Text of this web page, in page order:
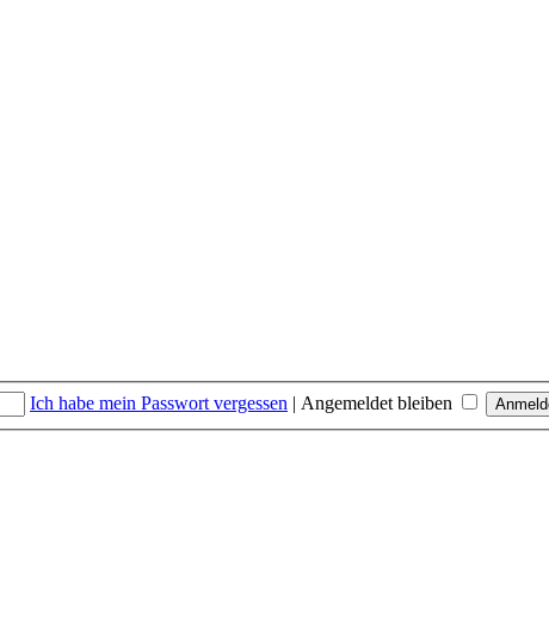
Ich habe mein Passwort vergessen | Angemeldet bleiben